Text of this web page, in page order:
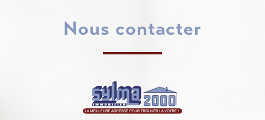
Nous contacter